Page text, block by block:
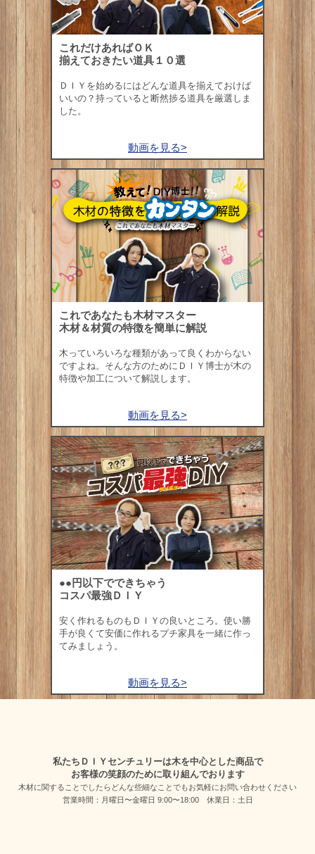
これだけあればＯＫ
揃えておきたい道具１０選
ＤＩＹを始めるにはどんな道具を揃えておけば
いいの？持っていると断然捗る道具を厳選しま
した。
動画を見る>
これであなたも木材マスター
木材＆材質の特徴を簡単に解説
木っていろいろな種類があって良くわからない
ですよね。そんな方のためにＤＩＹ博士が木の
特徴や加工について解説します。
動画を見る>
●●円以下でできちゃう
コスパ最強ＤＩＹ
安く作れるものもＤＩＹの良いところ。使い勝
手が良くて安価に作れるプチ家具を一緒に作っ
てみましょう。
動画を見る>
私たちＤＩＹセンチュリーは木を中心とした商品で
お客様の笑顔のために取り組んでおります
木材に関することでしたらどんな些細なことでもお気軽にお問い合わせください
営業時間：月曜日〜金曜日 9:00〜18:00 休業日：土日